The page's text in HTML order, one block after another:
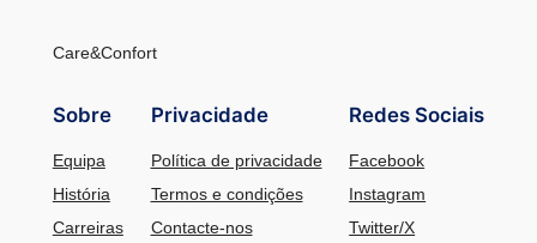
Care&Confort
Sobre
Equipa
História
Carreiras
Privacidade
Política de privacidade
Termos e condições
Contacte-nos
Redes Sociais
Facebook
Instagram
Twitter/X